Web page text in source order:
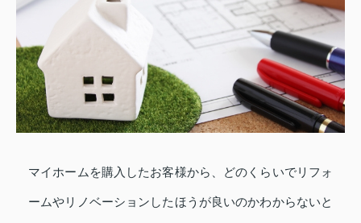
マイホームを購入したお客様から、どのくらいでリフォ
ームやリノベーションしたほうが良いのかわからないと